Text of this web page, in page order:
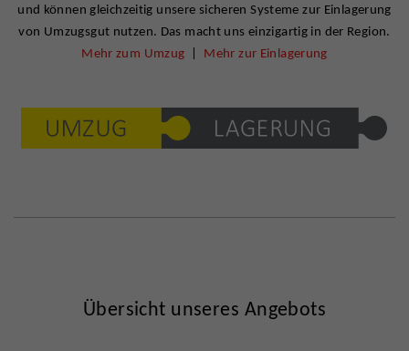
und können gleichzeitig unsere sicheren Systeme zur Einlagerung
von Umzugsgut nutzen. Das macht uns einzigartig in der Region.
Mehr zum Umzug | Mehr zur Einlagerung
Übersicht unseres Angebots